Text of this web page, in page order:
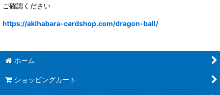
ご確認ください
https://akihabara-cardshop.com/dragon-ball/
ホーム
ショッピングカート